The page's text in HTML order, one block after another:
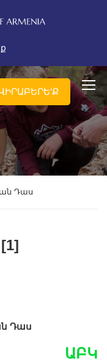
Դաս
Դաս
ԱԲԿ